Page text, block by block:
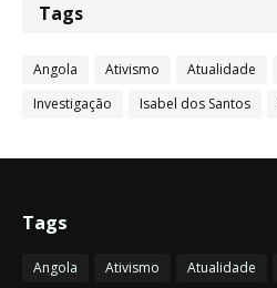
Tags
Angola Ativismo Atualidade
Investigação
Isabel dos Santos
Tags
Angola Ativismo Atualidade